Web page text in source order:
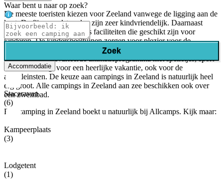
De meeste toeristen kiezen voor Zeeland vanwege de ligging aan de
kust. De fijne zandstranden zijn zeer kindvriendelijk. Daarnaast
hebben de meeste campings faciliteiten die geschikt zijn voor
kinderen. De kinderspeeltuinen zorgen voor plezier voor de
kinderen. De zwembadcomplexen zijn inclusief kinderbaden en
glijbanen. Het gevarieerde animatieprogramma met spelletjes, sport
en muziek zorgt voor een heerlijke vakantie, ook voor de
allerkleinsten. De keuze aan campings in Zeeland is natuurlijk heel
erg groot. Alle campings in Zeeland aan zee beschikken ook over
een zwembad.
Een camping in Zeeland boekt u natuurlijk bij Allcamps. Kijk maar:
Waar bent u naar op zoek?
Zoek
Accommodatie
Stacaravan
(6)
Kampeerplaats
(3)
Lodgetent
(1)